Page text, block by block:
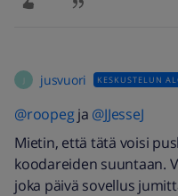
jusvuori KESKUSTELUN
@roopegja @JJesseJ
Mietin, että tätä voisi
koodareiden suuntaan.
joka päivä sovellus